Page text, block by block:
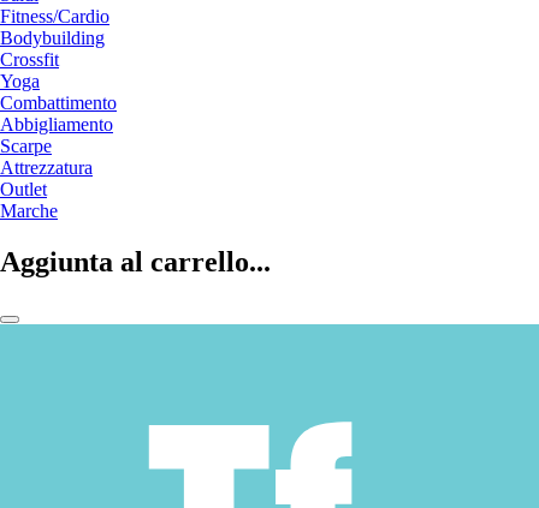
Fitness/Cardio
Bodybuilding
Crossfit
Yoga
Combattimento
Abbigliamento
Scarpe
Attrezzatura
Outlet
Marche
Aggiunta al carrello...